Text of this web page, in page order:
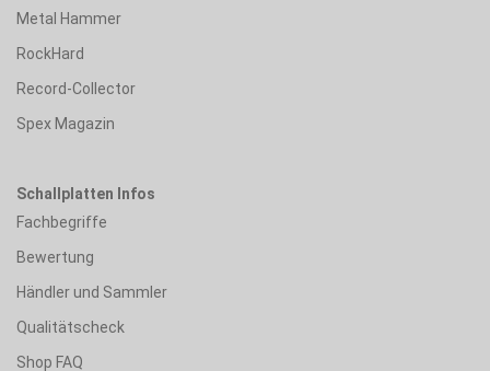
Metal Hammer
RockHard
Record-Collector
Spex Magazin
Schallplatten Infos
Fachbegriffe
Bewertung
Händler und Sammler
Qualitätscheck
Shop FAQ